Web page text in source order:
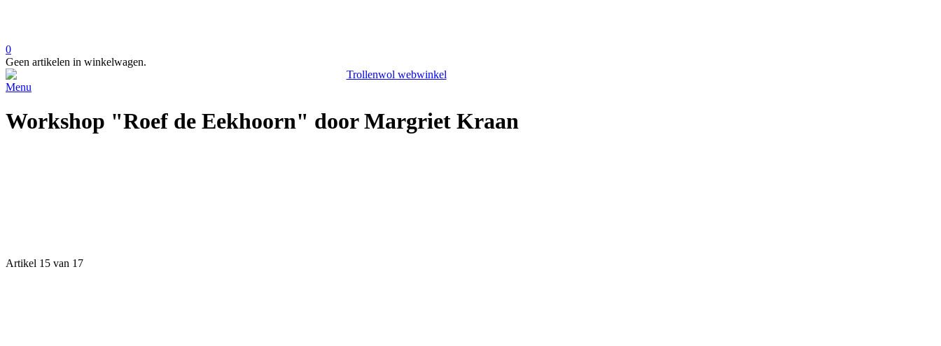
0
Geen artikelen in winkelwagen.
Menu
Workshop "Roef de Eekhoorn" door Margriet Kraan
Artikel 15 van 17